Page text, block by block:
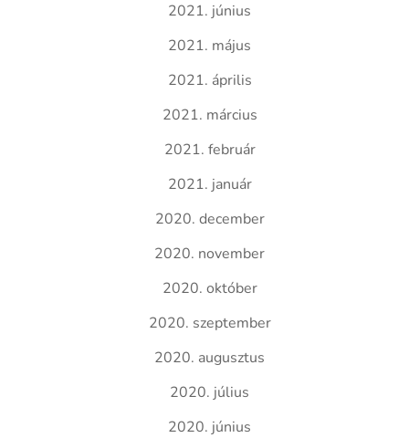
2021. június
2021. május
2021. április
2021. március
2021. február
2021. január
2020. december
2020. november
2020. október
2020. szeptember
2020. augusztus
2020. július
2020. június